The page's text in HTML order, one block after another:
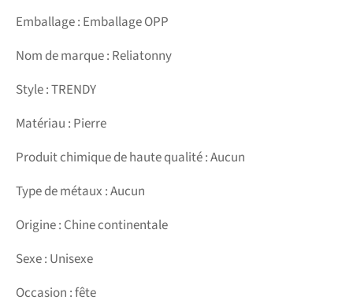
Emballage : Emballage OPP
Nom de marque : Reliatonny
Style : TRENDY
Matériau : Pierre
Produit chimique de haute qualité : Aucun
Type de métaux : Aucun
Origine : Chine continentale
Sexe : Unisexe
Occasion : fête